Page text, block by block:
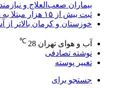
بیماران صعب‌العلاج و
ثبت بیش از ۱۵ هزار مبتلا به هموفیلی در کشور
خوزستان و کرمان بالاتر از
آب و هوای تهران 28
℃
نوشته تصادفی
تغییر پوسته
جستجو برای